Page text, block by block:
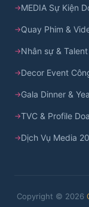
MEDIA Sự Kiện
Quay Phim &
Nhân sự &
Decor Event
Gala Dinner &
TVC & Profile
Dịch Vụ Media
Copyright © 2026